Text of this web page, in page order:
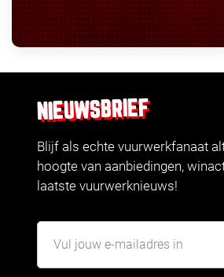
NIEUWSBRIEF
Blijf als echte vuurwerkfanaat
hoogte van aanbiedingen,
laatste vuurwerknieuws!